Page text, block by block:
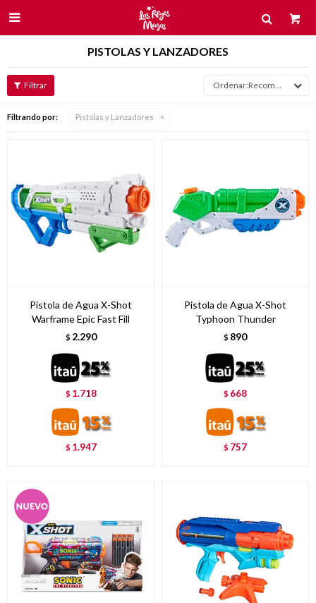

PISTOLAS Y LANZADORES
Recomendados
Filtrando por: Pistolas y Lanzadores
Pistola de Agua X-Shot
Warframe Epic Fast Fill
$ 2.290
$ 1.718
$ 1.947
Pistola de Agua X-Shot
Typhoon Thunder
$ 890
$ 668
$ 757